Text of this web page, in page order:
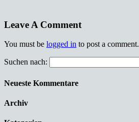
Leave A Comment
You must be logged in to post a comment.
Suchen nach:
Neueste Kommentare
Archiv